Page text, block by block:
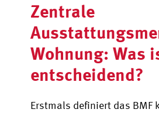
Zentrale
Wohnung: Was
entscheidend?
Erstmals definiert das BMF